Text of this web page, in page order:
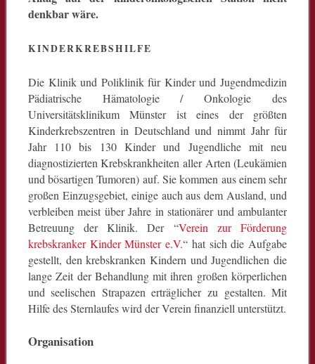
denkbar wäre.
KINDERKREBSHILFE
Die Klinik und Poliklinik für Kinder und Jugendmedizin
Pädiatrische Hämatologie / Onkologie des
Universitätsklinikum Münster ist eines der größten
Kinderkrebszentren in Deutschland und nimmt Jahr für
Jahr 110 bis 130 Kinder und Jugendliche mit neu
diagnostizierten Krebskrankheiten aller Arten (Leukämien
und bösartigen Tumoren) auf. Sie kommen aus einem sehr
großen Einzugsgebiet, einige auch aus dem Ausland, und
verbleiben meist über Jahre in stationärer und ambulanter
Betreuung der Klinik. Der “Verein zur Förderung
krebskranker Kinder Münster e.V.“ hat sich die Aufgabe
gestellt, den krebskranken Kindern und Jugendlichen die
lange Zeit der Behandlung mit ihren großen körperlichen
und seelischen Strapazen erträglicher zu gestalten. Mit
Hilfe des Sternlaufes wird der Verein finanziell unterstützt.
Organisation